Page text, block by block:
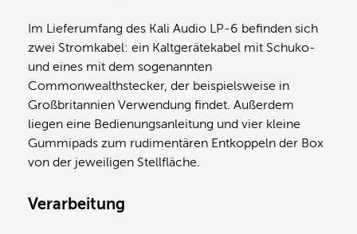
Im Lieferumfang des Kali Audio LP-6 befinden sich
zwei Stromkabel: ein Kaltgerätekabel mit Schuko-
und eines mit dem sogenannten
Commonwealthstecker, der beispielsweise in
Großbritannien Verwendung findet. Außerdem
liegen eine Bedienungsanleitung und vier kleine
Gummipads zum rudimentären Entkoppeln der Box
von der jeweiligen Stellfläche.
Verarbeitung